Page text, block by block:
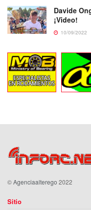
Davide
¡Video!
10/09/2022
©Agenciaalterego 2022
Sitio